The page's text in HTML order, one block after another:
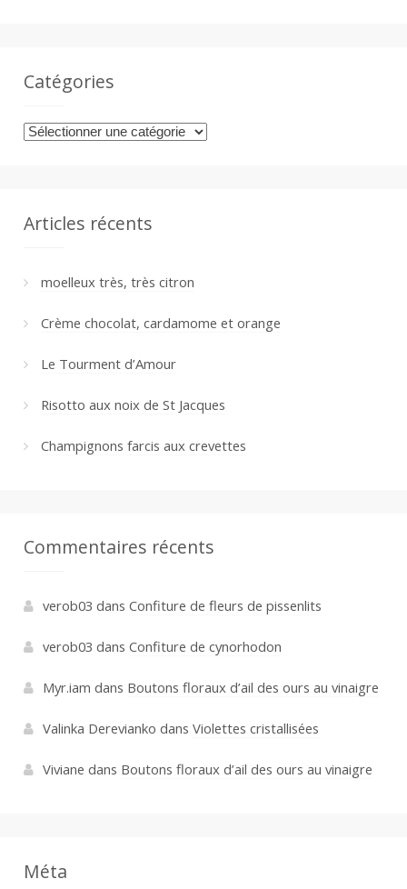
Catégories
Catégories
Articles récents
moelleux très, très citron
Crème chocolat, cardamome et orange
Le Tourment d’Amour
Risotto aux noix de St Jacques
Champignons farcis aux crevettes
Commentaires récents
verob03 dans Confiture de fleurs de pissenlits
verob03 dans Confiture de cynorhodon
Myr.iam dans Boutons floraux d’ail des ours au vinaigre
Valinka Derevianko dans Violettes cristallisées
Viviane dans Boutons floraux d’ail des ours au vinaigre
Méta